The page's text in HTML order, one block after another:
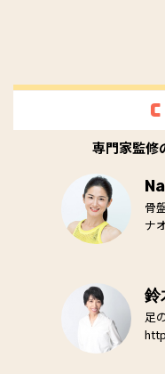
専門家監修
骨
ナ
鈴
足